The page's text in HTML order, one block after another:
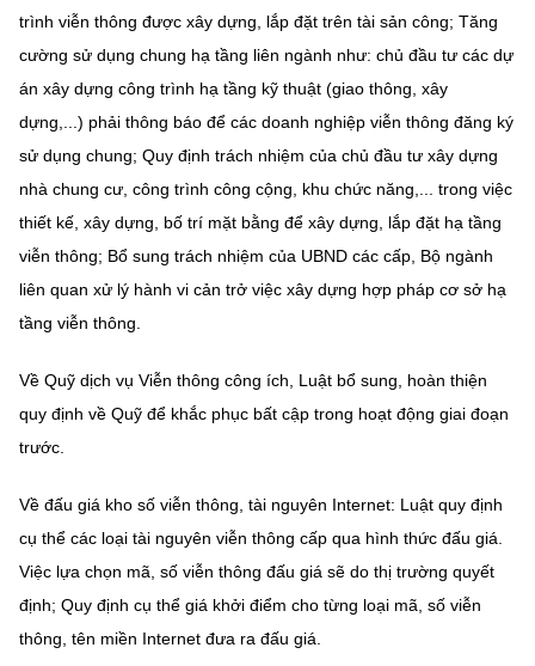
stc@mst.gov.vn
©2026 Bản quyền thuộc Bộ Khoa Học và Công Nghệ
(Ghi rõ nguồn "https://mst.gov.vn" khi phát hành lại thông tin từ
website này)
trình viễn thông được xây dựng, lắp đặt trên tài sản công; Tăng
cường sử dụng chung hạ tầng liên ngành như: chủ đầu tư các dự
án xây dựng công trình hạ tầng kỹ thuật (giao thông, xây
dựng,...) phải thông báo để các doanh nghiệp viễn thông đăng ký
sử dụng chung; Quy định trách nhiệm của chủ đầu tư xây dựng
nhà chung cư, công trình công cộng, khu chức năng,... trong việc
thiết kế, xây dựng, bố trí mặt bằng để xây dựng, lắp đặt hạ tầng
viễn thông; Bổ sung trách nhiệm của UBND các cấp, Bộ ngành
liên quan xử lý hành vi cản trở việc xây dựng hợp pháp cơ sở hạ
tầng viễn thông.
Về Quỹ dịch vụ Viễn thông công ích, Luật bổ sung, hoàn thiện
quy định về Quỹ để khắc phục bất cập trong hoạt động giai đoạn
trước.
Về đấu giá kho số viễn thông, tài nguyên Internet: Luật quy định
cụ thể các loại tài nguyên viễn thông cấp qua hình thức đấu giá.
Việc lựa chọn mã, số viễn thông đấu giá sẽ do thị trường quyết
định; Quy định cụ thể giá khởi điểm cho từng loại mã, số viễn
thông, tên miền Internet đưa ra đấu giá.